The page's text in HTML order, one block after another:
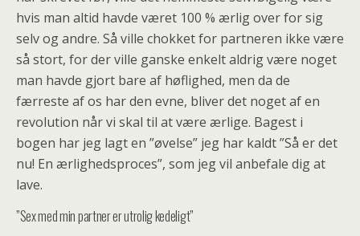
hvis man altid havde været 100 % ærlig over for sig
selv og andre. Så ville chokket for partneren ikke være
så stort, for der ville ganske enkelt aldrig være noget
man havde gjort bare af høflighed, men da de
færreste af os har den evne, bliver det noget af en
revolution når vi skal til at være ærlige. Bagest i
bogen har jeg lagt en ”øvelse” jeg har kaldt ”Så er det
nu! En ærlighedsproces”, som jeg vil anbefale dig at
lave.
”Sex med min partner er utrolig kedeligt”